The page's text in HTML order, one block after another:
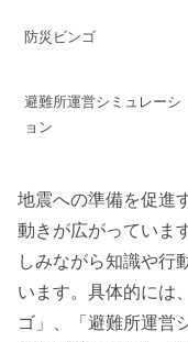
防災ビンゴ
避難所運営シミュレーシ
ョン
地震への準備を促進
動きが広がっていま
しみながら知識や行
います。具体的には
ゴ」、「避難所運営